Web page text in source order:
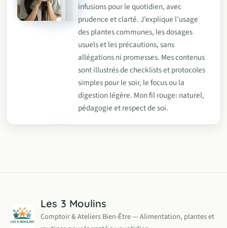
infusions pour le quotidien, avec
prudence et clarté. J’explique l’usage
des plantes communes, les dosages
usuels et les précautions, sans
allégations ni promesses. Mes contenus
sont illustrés de checklists et protocoles
simples pour le soir, le focus ou la
digestion légère. Mon fil rouge: naturel,
pédagogie et respect de soi.
Les 3 Moulins
Comptoir & Ateliers Bien-Être — Alimentation, plantes et